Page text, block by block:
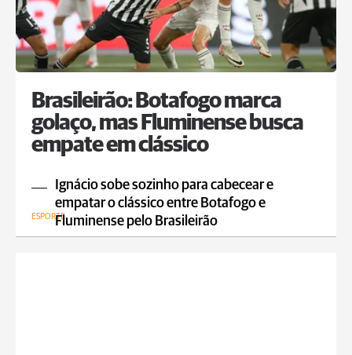
Brasileirão: Botafogo marca
golaço, mas Fluminense busca
empate em clássico
Ignácio sobe sozinho para cabecear e
empatar o clássico entre Botafogo e
Fluminense pelo Brasileirão
ESPORTE